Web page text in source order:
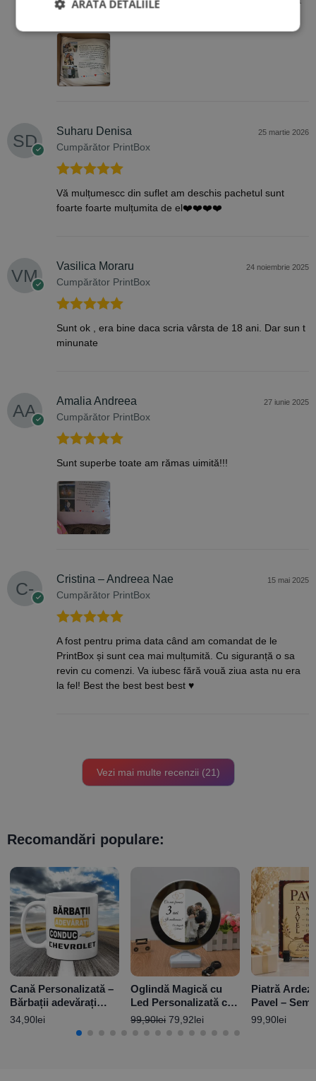
Suharu Denisa
Cumpărător PrintBox
25 martie 2026
Evaluat la
din 5
Vă mulțumescc din suflet am deschis pachetul sunt
foarte foarte mulțumita de el❤️❤️❤️❤️
Vasilica Moraru
Cumpărător PrintBox
24 noiembrie 2025
Evaluat la
5
din 5
Sunt ok , era bine daca scria vârsta de 18 ani. Dar sun t
minunate
Amalia Andreea
Cumpărător PrintBox
27 iunie 2025
Evaluat la
din 5
Sunt superbe toate am rămas uimită!!!
Cristina – Andreea Nae
Cumpărător PrintBox
15 mai 2025
Evaluat la
din 5
A fost pentru prima data când am comandat de le
PrintBox și sunt cea mai mulțumită. Cu siguranță o sa
revin cu comenzi. Va iubesc fără vouă ziua asta nu era
la fel! Best the best best best ♥️
Vezi mai multe recenzii (21)
Recomandări populare:
Cană Personalizată –
Bărbații adevărați
conduc Chevrolet
34,90lei
Oglindă Magică cu
Led Personalizată cu
poză și mesaj -
Aniversare
99,90lei 79,92lei
Piatră
Pavel –
Numelui
99,90lei
ARATĂ DETALIILE